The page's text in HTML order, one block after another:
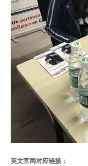
英文官网对应链接：